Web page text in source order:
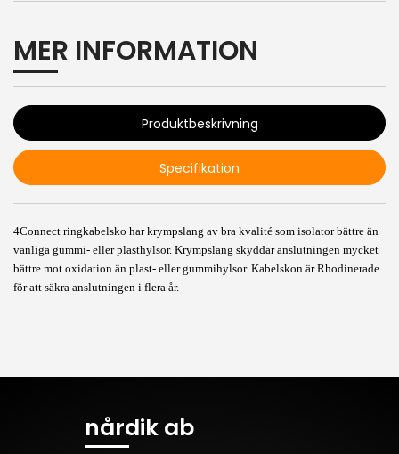
MER INFORMATION
Produktbeskrivning
Specifikation
4Connect ringkabelsko har krympslang av bra kvalité som isolator bättre än
vanliga gummi- eller plasthylsor. Krympslang skyddar anslutningen mycket
bättre mot oxidation än plast- eller gummihylsor. Kabelskon är Rhodinerade
för att säkra anslutningen i flera år.
nårdik ab